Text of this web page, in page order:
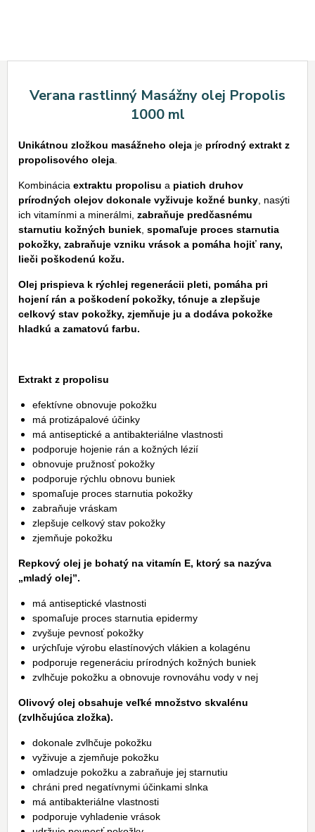
Verana rastlinný Masážny olej Propolis
1000 ml
Unikátnou zložkou masážneho oleja je prírodný extrakt z
propolisového oleja
Kombinácia extraktu propolisu a piatich druhov
prírodných olejov dokonale vyživuje kožné bunky , nasýti
ich vitamínmi a minerálmi, zabraňuje predčasnému
starnutiu kožných buniek spomaľuje proces starnutia
pokožky, zabraňuje vzniku vrások a pomáha hojiť rany,
lieči poškodenú kožu.
Olej prispieva k rýchlej regenerácii pleti, pomáha pri
hojení rán a poškodení pokožky, tónuje a zlepšuje
celkový stav pokožky, zjemňuje ju a dodáva pokožke
hladkú a zamatovú farbu.
Extrakt z propolisu
efektívne obnovuje pokožku
má protizápalové účinky
má antiseptické a antibakteriálne vlastnosti
podporuje hojenie rán a kožných lézií
obnovuje pružnosť pokožky
podporuje rýchlu obnovu buniek
spomaľuje proces starnutia pokožky
zabraňuje vráskam
zlepšuje celkový stav pokožky
zjemňuje pokožku
Repkový olej je bohatý na vitamín E, ktorý sa nazýva
„mladý olej”.
má antiseptické vlastnosti
spomaľuje proces starnutia epidermy
zvyšuje pevnosť pokožky
urýchľuje výrobu elastínových vlákien a kolagénu
podporuje regeneráciu prírodných kožných buniek
zvlhčuje pokožku a obnovuje rovnováhu vody v nej
Olivový olej obsahuje veľké množstvo skvalénu
(zvlhčujúca zložka).
dokonale zvlhčuje pokožku
vyživuje a zjemňuje pokožku
omladzuje pokožku a zabraňuje jej starnutiu
chráni pred negatívnymi účinkami slnka
má antibakteriálne vlastnosti
podporuje vyhladenie vrások